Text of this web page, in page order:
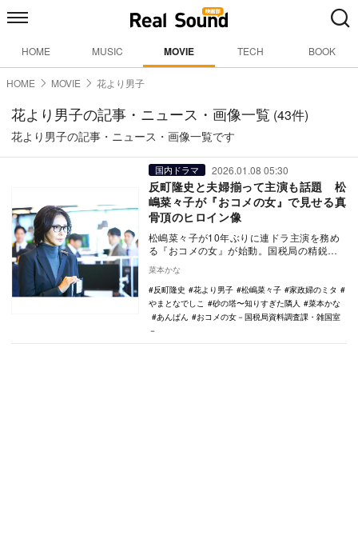
HOME MUSIC MOVIE TECH BOOK
HOME MOVIE 花より男子
花より男子の記事・ニュース・画像一覧 (43件)
花より男子の記事・ニュース・画像一覧です
国内ドラマ 2026.01.08 05:30
反町隆史と夫婦揃って主演も話題 松
嶋菜々子が『おコメの女』で見せる真
骨頂のヒロイン像
松嶋菜々子が10年ぶりに連ドラ主演を務め
る『おコメの女』が始動。国税局の精鋭を
反町隆史と銀…
菜本かな
反町隆史
花より男子 松嶋菜々子
家政婦のミタ
やまとなでしこ
砂の塔〜知りすぎた隣人
菜本かな
あんぱん
おコメの女－国税局資料調査課・雑国室
－